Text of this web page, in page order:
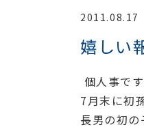
2011.08.17
嬉しい
個人事で
7月末に初
長男の初の